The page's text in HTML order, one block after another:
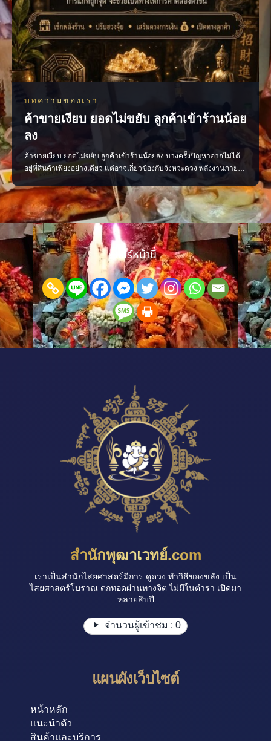
บทความของเรา
ค้าขายเงียบ ยอดไม่ขยับ ลูกค้าเข้าร้านน้อย
ลง
ค้าขายเงียบ ยอดไม่ขยับ ลูกค้าเข้าร้านน้อยลง บางครั้งปัญหาอาจไม่ได้
อยู่ที่สินค้าเพียงอย่างเดียว แต่อาจเกี่ยวข้องกับจังหวะดวง พลังงานภายใน
ร้าน หรือการจัดวางที่ยังไม่ส่งเสริมการค้า ลองเริ่มจากการตรวจพลังร้าน
ปรับฮวงจุ้ย เสริมจุดรับทรัพย์ และจัดพื้นที่ให้เปิดรับลูกค้ามากขึ้น เมื่อแก้
ได้ตรงจุด การค้าขายก
แชร์หน้านี้
สำนักพุฒาเวทย์.com
เราเป็นสำนักไสยศาสตร์มีการ ดูดวง ทำวิธีของขลัง เป็น
ไสยศาสตร์โบราณ ตกทอดผ่านทางจิต ไม่มีในตำรา เปิดมา
หลายสิบปี
จำนวนผู้เข้าชม : 0
แผนผังเว็บไซต์
หน้าหลัก
แนะนำตัว
สินค้าและบริการ